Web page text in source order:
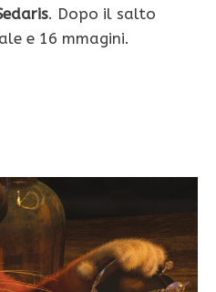
. Dopo il salto
e 16 mmagini.